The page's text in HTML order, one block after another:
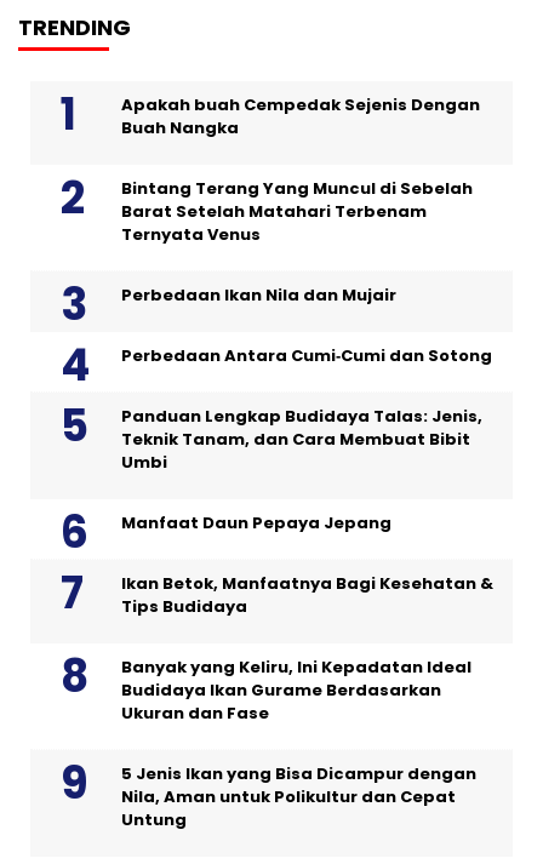
TRENDING
Apakah buah Cempedak Sejenis Dengan
Buah Nangka
Bintang Terang Yang Muncul di Sebelah
Barat Setelah Matahari Terbenam
Ternyata Venus
Perbedaan Ikan Nila dan Mujair
Perbedaan Antara Cumi‑Cumi dan Sotong
Panduan Lengkap Budidaya Talas: Jenis,
Teknik Tanam, dan Cara Membuat Bibit
Umbi
Manfaat Daun Pepaya Jepang
Ikan Betok, Manfaatnya Bagi Kesehatan &
Tips Budidaya
Banyak yang Keliru, Ini Kepadatan Ideal
Budidaya Ikan Gurame Berdasarkan
Ukuran dan Fase
5 Jenis Ikan yang Bisa Dicampur dengan
Nila, Aman untuk Polikultur dan Cepat
Untung